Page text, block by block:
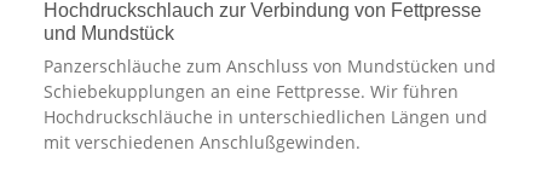
Hochdruckschlauch zur Verbindung von Fettpresse
und Mundstück
Panzerschläuche zum Anschluss von Mundstücken und
Schiebekupplungen an eine Fettpresse. Wir führen
Hochdruckschläuche in unterschiedlichen Längen und
mit verschiedenen Anschlußgewinden.